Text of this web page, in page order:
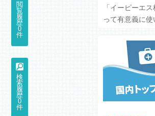
「イーピーエ
って有意義に使
閲
覧
履
歴
0
件
検
索
履
歴
0
件